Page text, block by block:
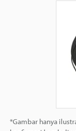
*Gambar hanya